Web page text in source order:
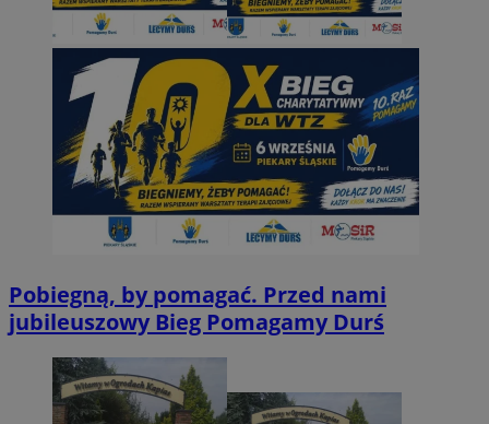
Pobiegną, by pomagać. Przed nami
jubileuszowy Bieg Pomagamy Durś